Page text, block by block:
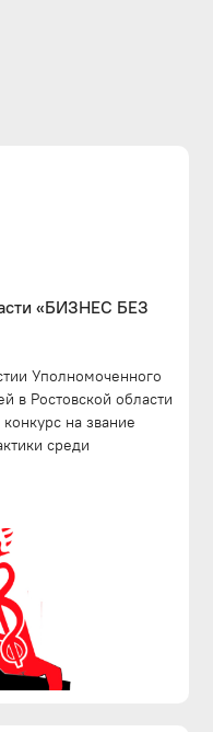
«БИЗНЕС БЕЗ
Уполномоченного
в Ростовской области
на звание
среди